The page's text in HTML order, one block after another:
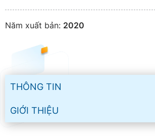
Năm xuất bản: 2020
THÔNG TIN
GIỚI THIỆU